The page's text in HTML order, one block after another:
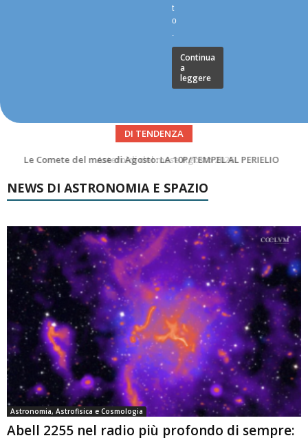
t
o
.
Continua
a
leggere
DI TENDENZA
Asteroidi del mese Agosto 2026
NEWS DI ASTRONOMIA E SPAZIO
Astronomia, Astrofisica e Cosmologia
Abell 2255 nel radio più profondo di sempre: